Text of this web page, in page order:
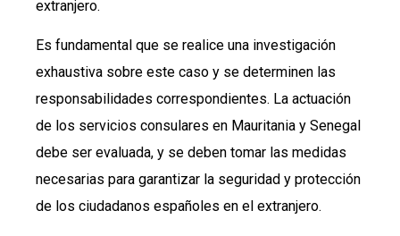
extranjero.
Es fundamental que se realice una investigación
exhaustiva sobre este caso y se determinen las
responsabilidades correspondientes. La actuación
de los servicios consulares en Mauritania y Senegal
debe ser evaluada, y se deben tomar las medidas
necesarias para garantizar la seguridad y protección
de los ciudadanos españoles en el extranjero.